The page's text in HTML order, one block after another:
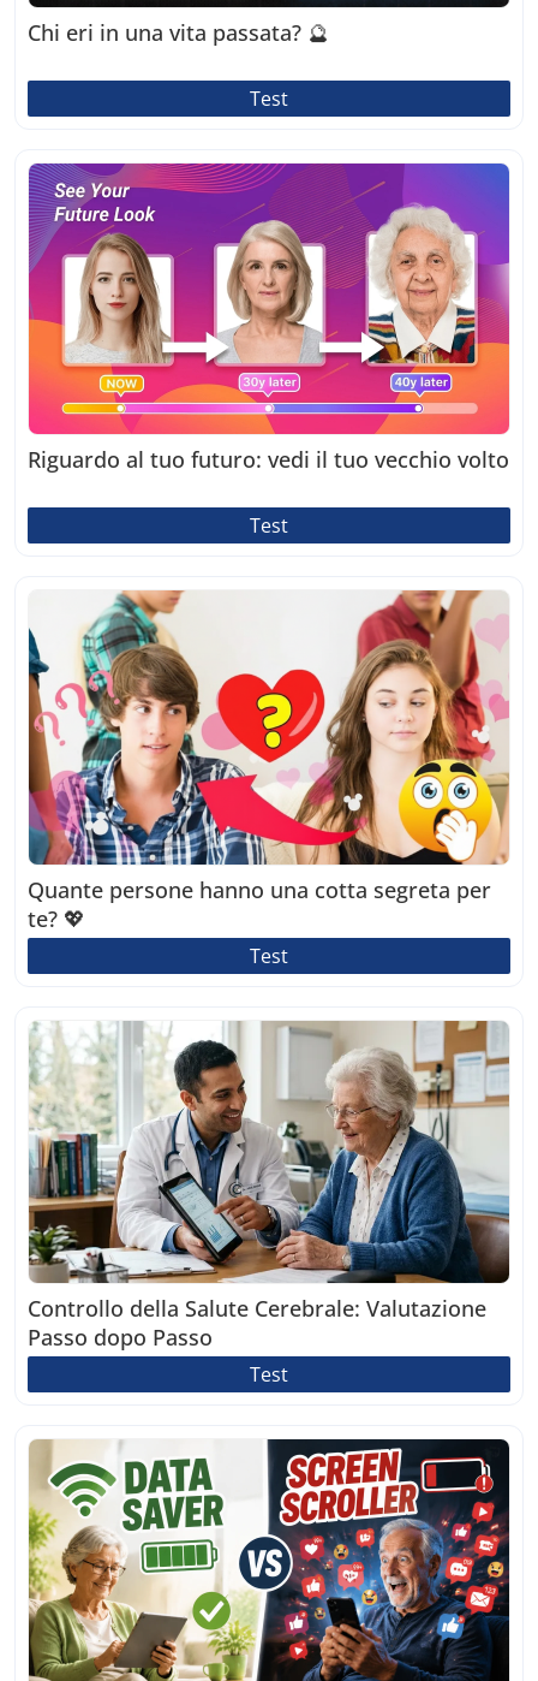
Chi eri in una vita passata? 🔮
Test
Riguardo al tuo futuro: vedi il tuo vecchio volto
Test
Quante persone hanno una cotta segreta per
te? 💖
Test
Controllo della Salute Cerebrale: Valutazione
Passo dopo Passo
Test